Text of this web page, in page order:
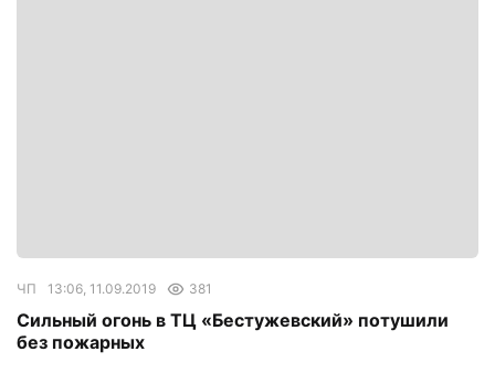
ЧП 13:06, 11.09.2019 381
Сильный огонь в ТЦ «Бестужевский» потушили
без пожарных